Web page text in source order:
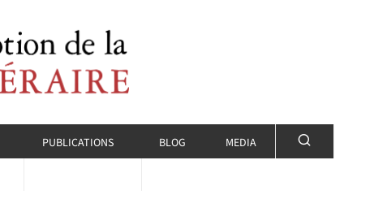
PUBLICATIONS BLOG MEDIA